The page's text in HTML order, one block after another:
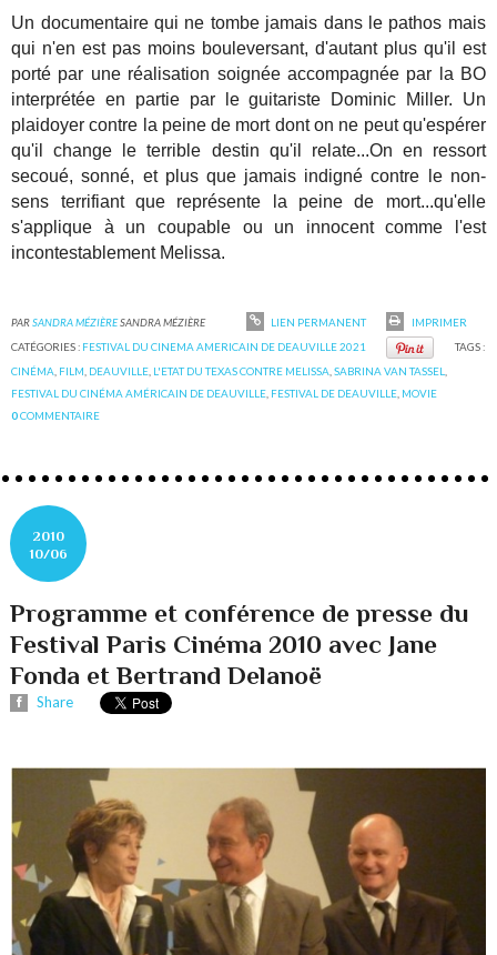
Un documentaire qui ne tombe jamais dans le pathos mais
qui n'en est pas moins bouleversant, d'autant plus qu'il est
porté par une réalisation soignée accompagnée par la BO
interprétée en partie par le guitariste Dominic Miller. Un
plaidoyer contre la peine de mort dont on ne peut qu'espérer
qu'il change le terrible destin qu'il relate...On en ressort
secoué, sonné, et plus que jamais indigné contre le non-
sens terrifiant que représente la peine de mort...qu'elle
s'applique à un coupable ou un innocent comme l'est
incontestablement Melissa.
PARSANDRA MÉZIÈRESANDRA MÉZIÈRE LIEN PERMANENT
IMPRIMER
CATÉGORIES : FESTIVAL DU CINEMA AMERICAIN DE DEAUVILLE 2021
TAGS :
CINÉMA FILM DEAUVILLE L'ETAT DU TEXAS CONTRE MELISSA ,SABRINA VAN TASSEL
FESTIVAL DU CINÉMA AMÉRICAIN DE DEAUVILLE FESTIVAL DE DEAUVILLE MOVIE
0COMMENTAIRE
2010
10/06
Programme et conférence de presse du
Festival Paris Cinéma 2010 avec Jane
Fonda et Bertrand Delanoë
Share